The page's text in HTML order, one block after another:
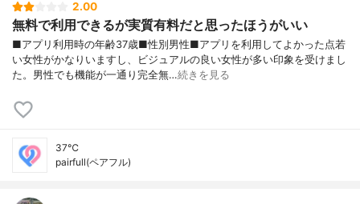
2.00
無料で利用できるが実質有料だと思ったほうがいい
■アプリ利用時の年齢37歳■性別男性■アプリを利用してよかった点若
い女性がかなりいますし、ビジュアルの良い女性が多い印象を受けまし
た。男性でも機能が一通り完全無…続きを見る
37℃
pairfull(ペアフル)